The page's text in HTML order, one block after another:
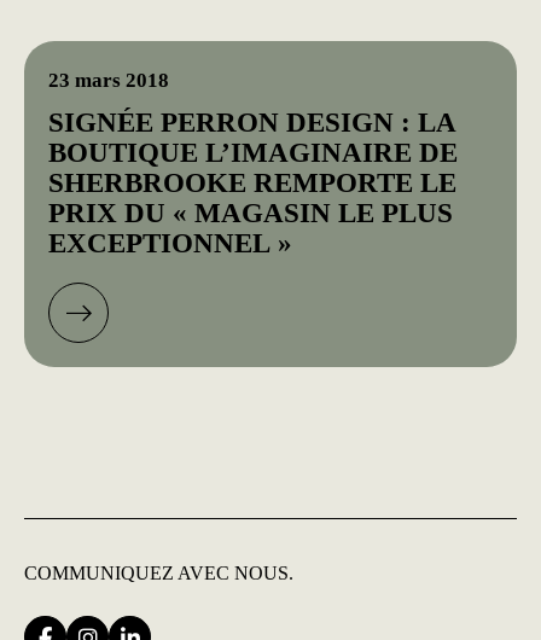
SIGNÉE PERRON DESIGN : LA
BOUTIQUE L’IMAGINAIRE DE
SHERBROOKE REMPORTE LE
PRIX DU « MAGASIN LE PLUS
EXCEPTIONNEL »
23 mars 2018
COMMUNIQUEZ AVEC NOUS.